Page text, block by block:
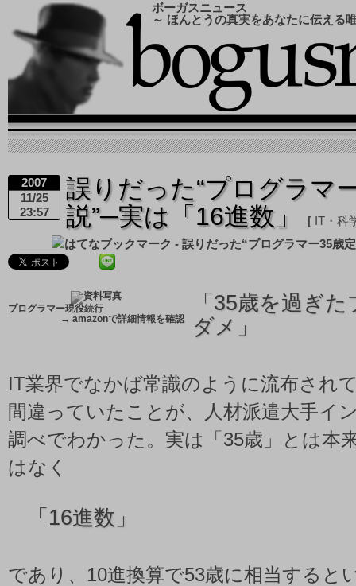
ボーガスニュース
～ ほんとうの真実をあなたに伝える
2007
11/25
23:57
誤りだった“プログラマ
説”─実は「16進数」
IT・科
プログラマー現役続行
→ amazonで詳細情報を確認
「 35歳を過ぎ
ダメ」
IT業界でなかば常識のように流布され
間違っていたことが、人材派遣大手イ
調べでわかった。実は「35歳」とは本
はなく
「 16進数」
であり、10進換算で53歳に相当すると